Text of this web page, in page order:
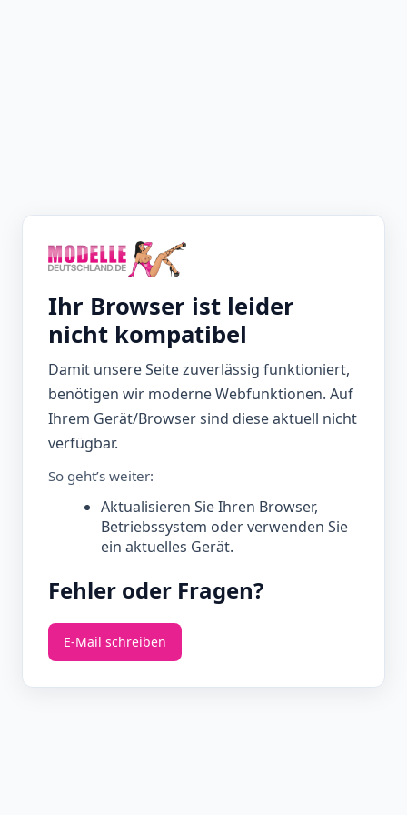
Ihr Browser ist leider
nicht kompatibel
Damit unsere Seite zuverlässig funktioniert,
benötigen wir moderne Webfunktionen. Auf
Ihrem Gerät/Browser sind diese aktuell nicht
verfügbar.
So geht’s weiter:
Aktualisieren Sie Ihren Browser,
Betriebssystem oder verwenden Sie
ein aktuelles Gerät.
Fehler oder Fragen?
E‑Mail schreiben